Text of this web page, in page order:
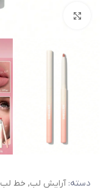
دسته: آرایش لب, خط لب